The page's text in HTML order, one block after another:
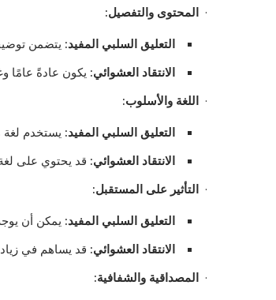
· المحتوى والتفصيل:
التعليق السلبي المفيد: يتضمن
الانتقاد العشوائي: يكون عادةً عامًا
· اللغة والأسلوب:
التعليق السلبي المفيد: يستخدم لغة
الانتقاد العشوائي: قد يحتوي على
· التأثير على المستقبل:
التعليق السلبي المفيد: يمكن أن
الانتقاد العشوائي: قد يساهم في
· المصداقية والشفافية: